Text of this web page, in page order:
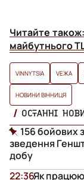
Читайте також:
майбутнього
VINNYTSIA VЕЖА
НОВИНИ ВІННИЦЯ
ОСТАННІ
156 бойових
зведення
добу
Як
22:36